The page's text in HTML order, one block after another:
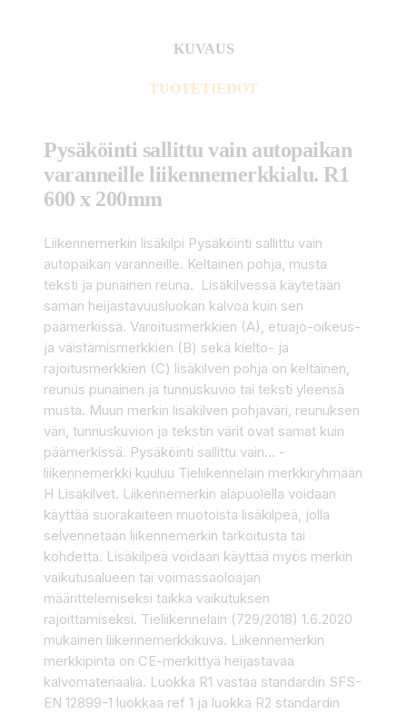
KUVAUS
TUOTETIEDOT
Pysäköinti sallittu vain autopaikan
varanneille liikennemerkkialu. R1
600 x 200mm
Liikennemerkin lisäkilpi Pysäköinti sallittu vain
autopaikan varanneille. Keltainen pohja, musta
teksti ja punainen reuna. Lisäkilvessä käytetään
saman heijastavuusluokan kalvoa kuin sen
päämerkissä. Varoitusmerkkien (A), etuajo-oikeus-
ja väistämismerkkien (B) sekä kielto- ja
rajoitusmerkkien (C) lisäkilven pohja on keltainen,
reunus punainen ja tunnuskuvio tai teksti yleensä
musta. Muun merkin lisäkilven pohjaväri, reunuksen
väri, tunnuskuvion ja tekstin värit ovat samat kuin
päämerkissä. Pysäköinti sallittu vain... -
liikennemerkki kuuluu Tieliikennelain merkkiryhmään
H Lisäkilvet. Liikennemerkin alapuolella voidaan
käyttää suorakaiteen muotoista lisäkilpeä, jolla
selvennetään liikennemerkin tarkoitusta tai
kohdetta. Lisäkilpeä voidaan käyttää myös merkin
vaikutusalueen tai voimassaoloajan
määrittelemiseksi taikka vaikutuksen
rajoittamiseksi. Tieliikennelain (729/2018) 1.6.2020
mukainen liikennemerkkikuva. Liikennemerkin
merkkipinta on CE-merkittyä heijastavaa
kalvomateriaalia. Luokka R1 vastaa standardin SFS-
EN 12899-1 luokkaa ref 1 ja luokka R2 standardin